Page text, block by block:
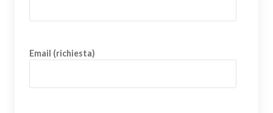
Email (richiesta)